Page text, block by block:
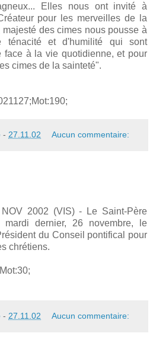
Elles nous ont invité à
pour les merveilles de la
des cimes nous pousse à
ténacité et d'humilité qui sont
face à la vie quotidienne, et pour
cimes de la sainteté".
- 27.11.02 Aucun commentaire:
2002 (VIS) - Le Saint-Père
dernier, 26 novembre, le
du Conseil pontifical pour
chrétiens.
- 27.11.02 Aucun commentaire: